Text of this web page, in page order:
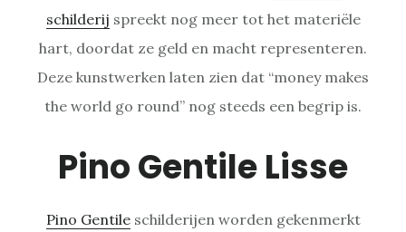
schilderij spreekt nog meer tot het materiële
hart, doordat ze geld en macht representeren.
Deze kunstwerken laten zien dat “money makes
the world go round” nog steeds een begrip is.
Pino Gentile Lisse
Pino Gentileschilderijen worden gekenmerkt